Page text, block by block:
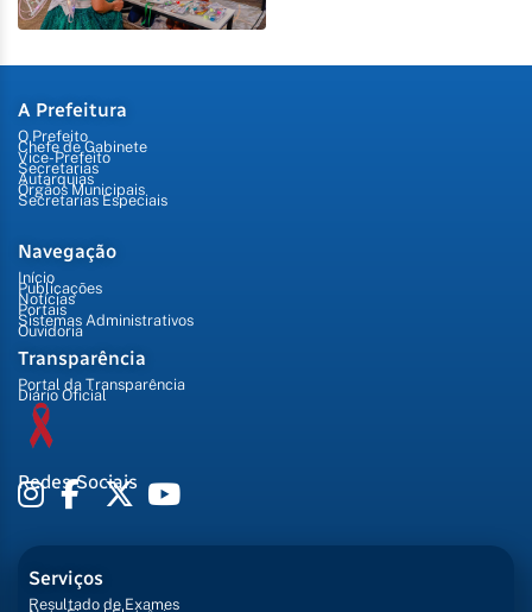
A Prefeitura
O Prefeito
Chefe de Gabinete
Vice-Prefeito
Secretarias
Autarquias
Órgãos Municipais
Secretarias Especiais
Navegação
Início
Publicações
Notícias
Portais
Sistemas Administrativos
Ouvidoria
Transparência
Portal da Transparência
Diário Oficial
Redes Sociais
Serviços
Resultado de Exames